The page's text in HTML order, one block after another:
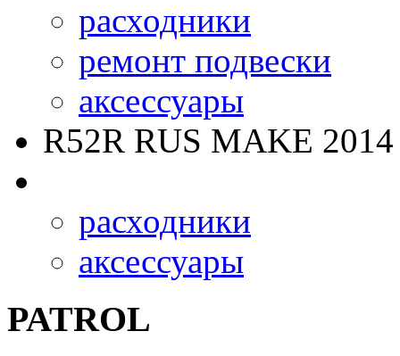
расходники
ремонт подвески
аксессуары
R52R RUS MAKE
расходники
аксессуары
PATROL